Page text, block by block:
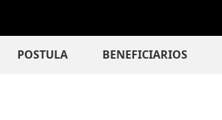
principal
POSTULA BENEFICIARIOS